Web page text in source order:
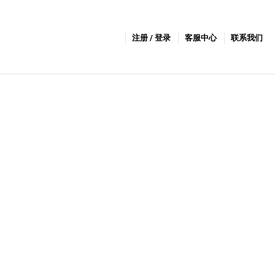
注册 / 登录 客服中心 联系我们